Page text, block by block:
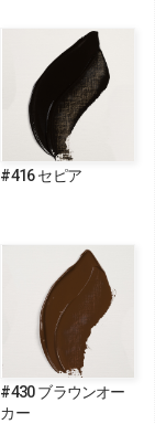
#416 セピア
#430 ブラウンオー
カー